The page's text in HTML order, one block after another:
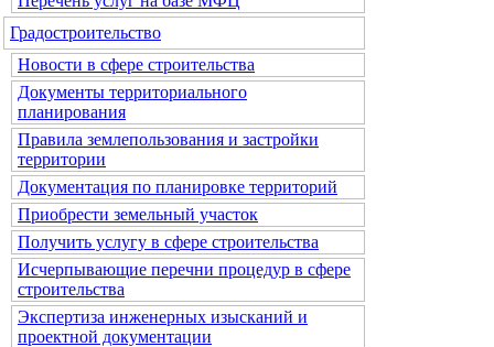
Градостроительство
Новости в сфере строительства
Документы территориального
планирования
Правила землепользования и застройки
территории
Документация по планировке территорий
Приобрести земельный участок
Получить услугу в сфере строительства
Исчерпывающие перечни процедур в сфере
строительства
Экспертиза инженерных изысканий и
проектной документации